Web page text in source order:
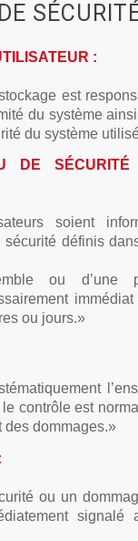
:
est
du système
du système
DE
soient
définis
ou d’une
ou jours.»
contrôle est
des dommages.»
ou un
signalé